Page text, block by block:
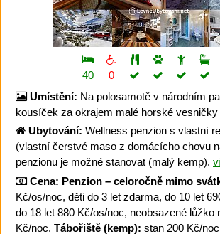
40
0
Umístění: Na polosamotě v národním
kousíček za okrajem malé horské vesničky
Ubytování: Wellness penzion s vlastní
(vlastní čerstvé maso z domácícho chovu
penzionu je možné stanovat (malý kemp).
Cena: Penzion – celoročně mimo
Kč/os/noc, děti do 3 let zdarma, do 10 let
do 18 let 880 Kč/os/noc, neobsazené lůžko
Kč/noc. Tábořiště (kemp): stan 200 Kč/